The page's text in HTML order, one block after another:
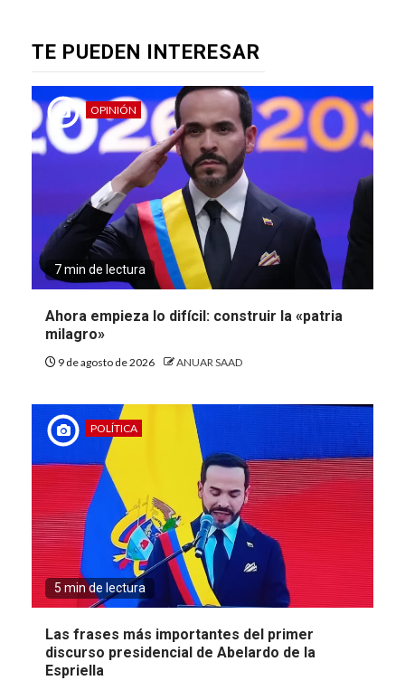
TE PUEDEN INTERESAR
OPINIÓN
7 min de lectura
Ahora empieza lo difícil: construir la «patria
milagro»
9 de agosto de 2026 ANUAR SAAD
POLÍTICA
5 min de lectura
Las frases más importantes del primer
discurso presidencial de Abelardo de la
Espriella